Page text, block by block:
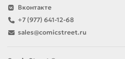
Вконтакте
+7 (977) 641-12-68
sales@comicstreet.ru